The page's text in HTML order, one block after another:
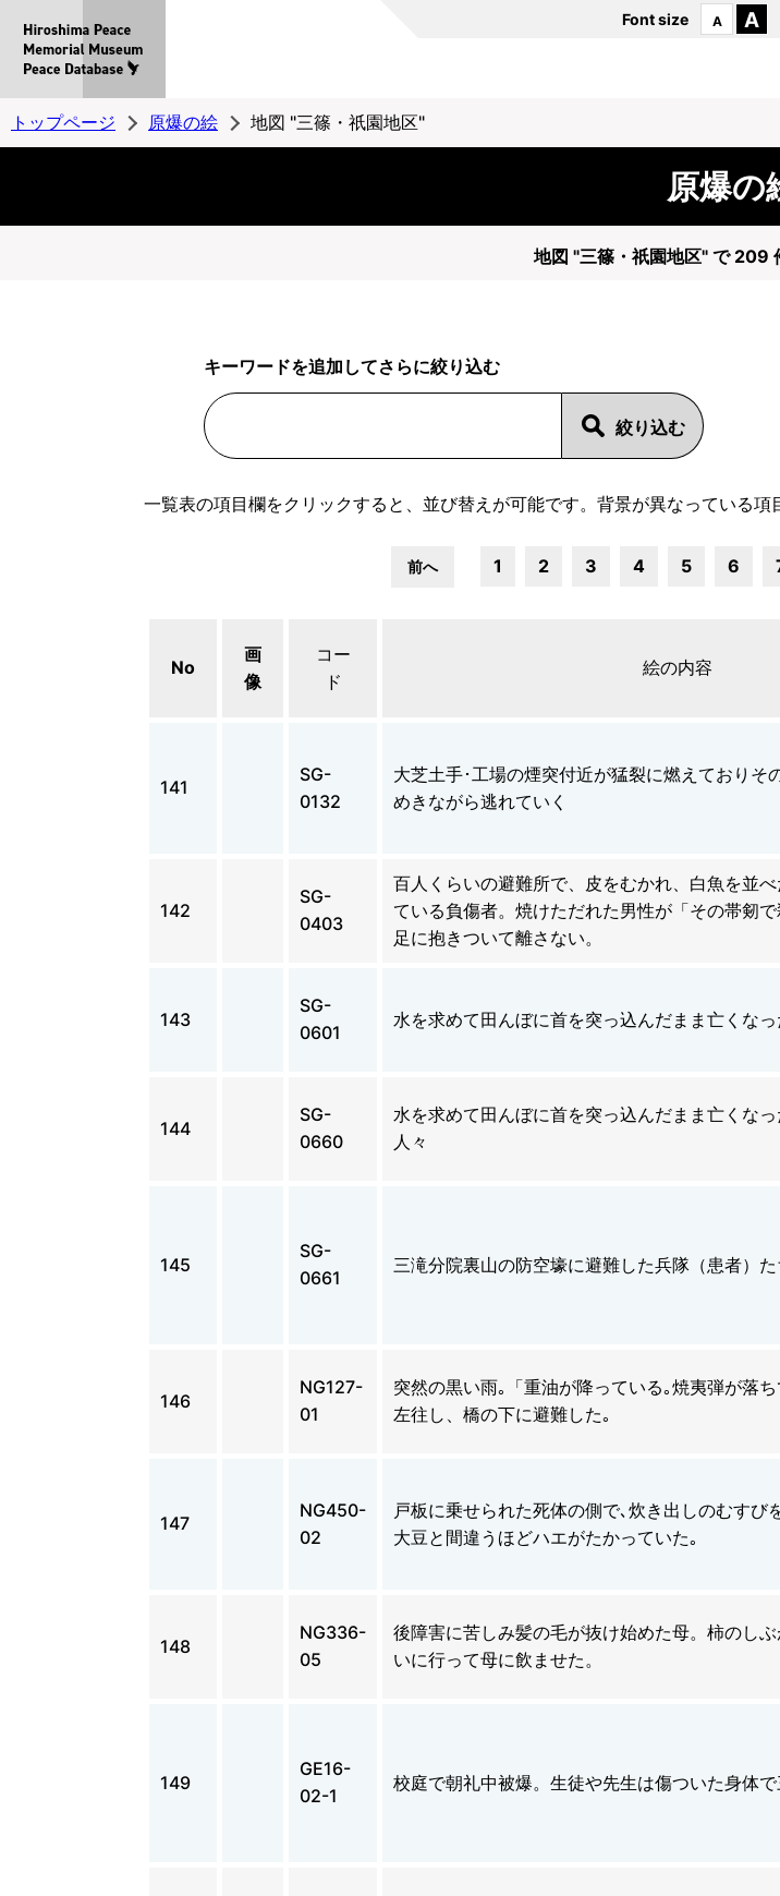
Peace
MemorialMuseum
Peace
Database
Font size A A
トップページ 原爆の絵 地図 "三篠・祇園地区"
原爆の
地図 "三篠・祇園地区" で 209
キーワードを追加してさらに絞り込む
一覧表の項目欄をクリックすると、並び替えが可能です。背景が異なっている項
前へ 1 2 3 4 5 6
No
画
像
コー
ド
絵の内容
141
SG-
0132
大芝土手･工場の煙突付近が猛裂に燃えておりそ
めきながら逃れていく
142
SG-
0403
百人くらいの避難所で、皮をむかれ、白魚を並
ている負傷者。焼けただれた男性が「その帯剱
足に抱きついて離さない。
143
SG-
0601
水を求めて田んぼに首を突っ込んだまま亡くなっ
144
SG-
0660
水を求めて田んぼに首を突っ込んだまま亡くな
人々
145
SG-
0661
三滝分院裏山の防空壕に避難した兵隊（患者）た
146
NG127-
01
突然の黒い雨｡「重油が降っている｡焼夷弾が落
左往し、橋の下に避難した｡
147
NG450-
02
戸板に乗せられた死体の側で､炊き出しのむすび
大豆と間違うほどハエがたかっていた｡
148
NG336-
05
後障害に苦しみ髪の毛が抜け始めた母。柿のし
いに行って母に飲ませた。
149
GE16-
02-1
校庭で朝礼中被爆。生徒や先生は傷ついた身体